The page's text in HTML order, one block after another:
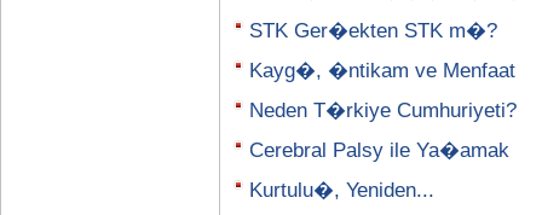
STK Ger�ekten STK m�?
Kayg�, �ntikam ve Menfaat
Neden T�rkiye Cumhuriyeti?
Cerebral Palsy ile Ya�amak
Kurtulu�, Yeniden...